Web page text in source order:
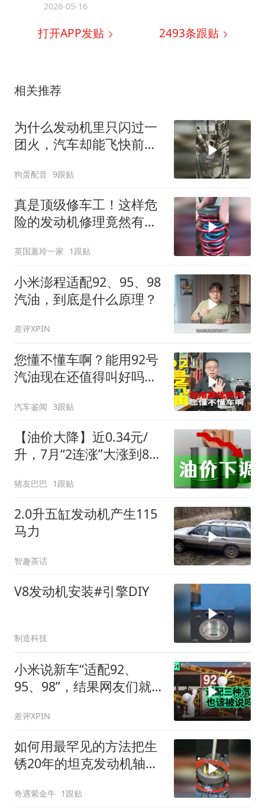
2026-05-16
打开APP发贴 2493条跟贴
相关推荐
为什么发动机里只闪过一
团火，汽车却能飞快前
狗蛋配音 9跟贴
真是顶级修车工！这样危
险的发动机修理竟然有如
英国蕙玲一家 1跟贴
小米澎程适配92、95、98
汽油，到底是什么原理？
差评XPIN
您懂不懂车啊？能用92号
汽油现在还值得叫好吗？
汽车鉴闻 3跟贴
【油价大降】近0.34元/
升，7月“2连涨”大涨到8
来”，下周五（8月14日）
调价
猪友巴巴 1跟贴
2.0升五缸发动机产生115
马力
智趣茶话
V8发动机安装#引擎DIY
制造科技
小米说新车“适配92、
95、98”，结果网友们就
差评XPIN
如何用最罕见的方法把生
锈20年的坦克发动机轴承
奇遇紫金牛 1跟贴